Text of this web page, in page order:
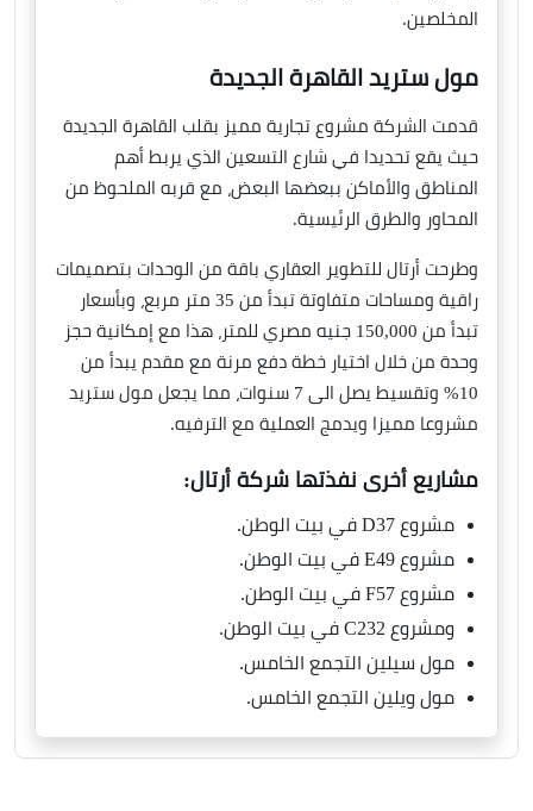
المخلصين.
مول ستريد القاهرة الجديدة
قدمت الشركة مشروع تجارية مميز بقلب القاهرة الجديدة
حيث يقع تحديدا في شارع التسعين الذي يربط أهم
المناطق والأماكن ببعضها البعض، مع قربه الملحوظ من
المحاور والطرق الرئيسية.
وطرحت أرتال للتطوير العقاري باقة من الوحدات بتصميمات
راقية ومساحات متفاوتة تبدأ من 35 متر مربع، وبأسعار
تبدأ من 150,000 جنيه مصري للمتر، هذا مع إمكانية حجز
وحدة من خلال اختيار خطة دفع مرنة مع مقدم يبدأ من
10% وتقسيط يصل الى 7 سنوات، مما يجعل مول ستريد
مشروعا مميزا ويدمج العملية مع الترفيه.
مشاريع أخرى نفذتها شركة أرتال:
مشروع D37 في بيت الوطن.
مشروع E49 في بيت الوطن.
مشروع F57 في بيت الوطن.
ومشروع C232 في بيت الوطن.
مول سيلين التجمع الخامس.
مول ويلين التجمع الخامس.